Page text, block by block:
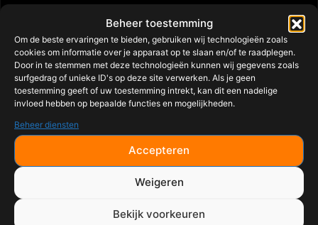
Beheer toestemming
Om de beste ervaringen te bieden, gebruiken wij technologieën zoals
cookies om informatie over je apparaat op te slaan en/of te raadplegen.
Door in te stemmen met deze technologieën kunnen wij gegevens zoals
surfgedrag of unieke ID's op deze site verwerken. Als je geen
toestemming geeft of uw toestemming intrekt, kan dit een nadelige
invloed hebben op bepaalde functies en mogelijkheden.
Beheer diensten
Accepteren
Weigeren
Bekijk voorkeuren
Stap 5 – Rusten
Laat de steak5 tot 10 minutenrusten zodat de
vleessappen zich goed kunnen verdelen.
Stap 6 – Snijden
striploin als de ossenhaastegen de draad inin mooie
Serveren
Serveer de T-Bone Steak op een houten plank en bestrooi